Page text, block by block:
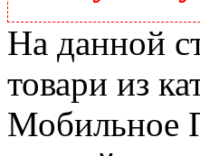
На данной
товари из
Мобильное